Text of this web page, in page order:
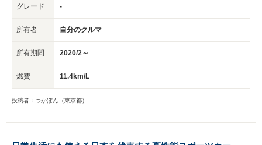
グレード -
所有者 自分のクルマ
所有期間 2020/2～
燃費 11.4km/L
投稿者：つかぽん（東京都）